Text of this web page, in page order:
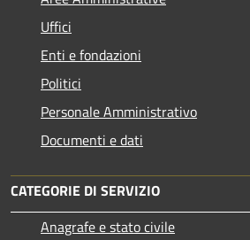
Uffici
Enti e fondazioni
Politici
Personale Amministrativo
Documenti e dati
CATEGORIE DI SERVIZIO
Anagrafe e stato civile